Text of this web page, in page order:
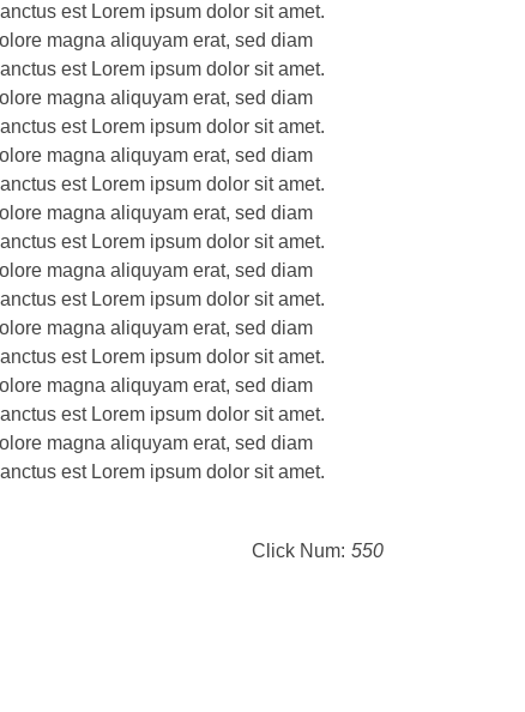
est Lorem ipsum dolor sit amet.
magna aliquyam erat, sed diam
est Lorem ipsum dolor sit amet.
magna aliquyam erat, sed diam
est Lorem ipsum dolor sit amet.
magna aliquyam erat, sed diam
est Lorem ipsum dolor sit amet.
magna aliquyam erat, sed diam
est Lorem ipsum dolor sit amet.
magna aliquyam erat, sed diam
est Lorem ipsum dolor sit amet.
magna aliquyam erat, sed diam
est Lorem ipsum dolor sit amet.
magna aliquyam erat, sed diam
est Lorem ipsum dolor sit amet.
magna aliquyam erat, sed diam
est Lorem ipsum dolor sit amet.
Click Num: 550